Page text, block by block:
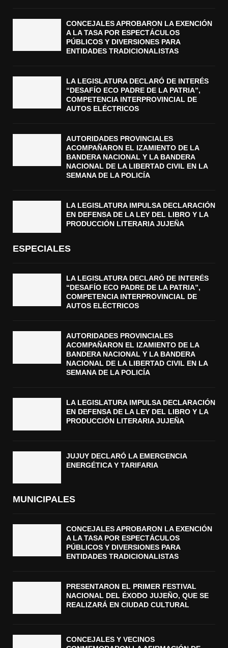
CONCEJALES APROBARON LA EXENCIÓN
A LA TASA POR ESPECTÁCULOS
PÚBLICOS Y DIVERSIONES PARA
ENTIDADES TRADICIONALISTAS
LA LEGISLATURA DECLARÓ DE INTERÉS
“DESAFÍO ECO PADRE DE LA PATRIA”,
COMPETENCIA INTERPROVINCIAL DE
AUTOS ELÉCTRICOS
AUTORIDADES PROVINCIALES
ACOMPAÑARON EL IZAMIENTO DE LA
BANDERA NACIONAL Y LA BANDERA
NACIONAL DE LA LIBERTAD CIVIL EN LA
SEMANA DE LA POLICÍA
LA LEGISLATURA IMPULSA DECLARACIÓN
EN DEFENSA DE LA LEY DEL LIBRO Y LA
PRODUCCIÓN LITERARIA JUJEÑA
ESPECIALES
LA LEGISLATURA DECLARÓ DE INTERÉS
“DESAFÍO ECO PADRE DE LA PATRIA”,
COMPETENCIA INTERPROVINCIAL DE
AUTOS ELÉCTRICOS
AUTORIDADES PROVINCIALES
ACOMPAÑARON EL IZAMIENTO DE LA
BANDERA NACIONAL Y LA BANDERA
NACIONAL DE LA LIBERTAD CIVIL EN LA
SEMANA DE LA POLICÍA
LA LEGISLATURA IMPULSA DECLARACIÓN
EN DEFENSA DE LA LEY DEL LIBRO Y LA
PRODUCCIÓN LITERARIA JUJEÑA
JUJUY DECLARÓ LA EMERGENCIA
ENERGÉTICA Y TARIFARIA
MUNICIPALES
CONCEJALES APROBARON LA EXENCIÓN
A LA TASA POR ESPECTÁCULOS
PÚBLICOS Y DIVERSIONES PARA
ENTIDADES TRADICIONALISTAS
PRESENTARON EL PRIMER FESTIVAL
NACIONAL DEL ÉXODO JUJEÑO, QUE SE
REALIZARÁ EN CIUDAD CULTURAL
CONCEJALES Y VECINOS